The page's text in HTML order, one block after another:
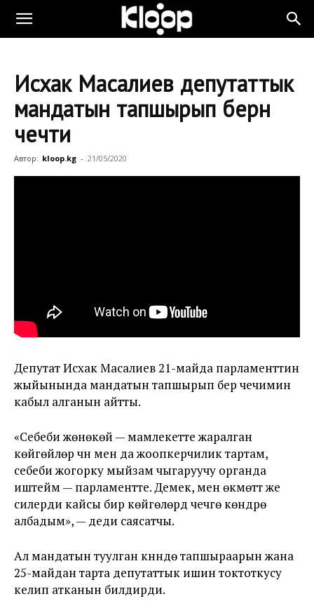
Исхак Масалиев депутаттык
мандатын тапшырып берүүнү
чечти
Автор: kloop.kg - 21/05/2020
Депутат Исхак Масалиев 21-майда парламенттин
жыйынында мандатын тапшырып берүү чечимин
кабыл алганын айтты.
«Себеби жөнөкөй — мамлекетте жаралган
көйгөйлөр үчүн мен да жоопкерчилик тартам,
себеби жогорку мыйзам чыгаруучу органда
иштейм — парламентте. Демек, мен өкмөттү же
силерди кайсы бир көйгөлөрдү чечүүгө көндүрө
албадым», — деди саясатчы.
Ал мандатын туулган күнүндө тапшыраарын жана
25-майдан тарта депутаттык ишин токтоткусу
келип атканын билдирди.